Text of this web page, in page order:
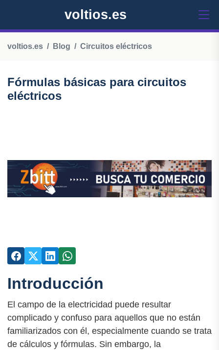
voltios.es
voltios.es Blog Circuitos eléctricos
Fórmulas básicas para circuitos
eléctricos
Introducción
El campo de la electricidad puede resultar
complicado y confuso para aquellos que no están
familiarizados con él, especialmente cuando se trata
de cálculos y fórmulas. Sin embargo, la